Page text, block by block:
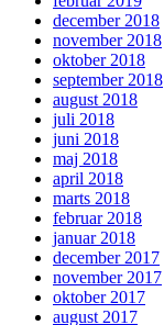
december 2018
november 2018
oktober 2018
september 2018
august 2018
juli 2018
juni 2018
maj 2018
april 2018
marts 2018
februar 2018
januar 2018
december 2017
november 2017
oktober 2017
august 2017